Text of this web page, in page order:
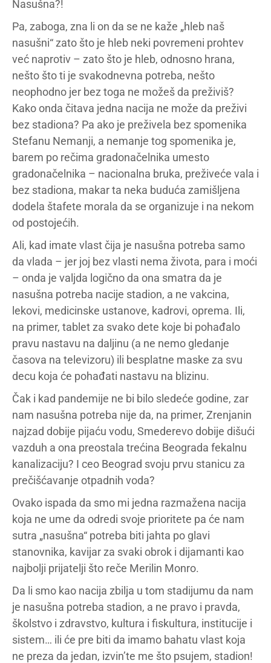
Nasušna?!
Pa, zaboga, zna li on da se ne kaže „hleb naš
nasušni“ zato što je hleb neki povremeni prohtev
već naprotiv – zato što je hleb, odnosno hrana,
nešto što ti je svakodnevna potreba, nešto
neophodno jer bez toga ne možeš da preživiš?
Kako onda čitava jedna nacija ne može da preživi
bez stadiona? Pa ako je preživela bez spomenika
Stefanu Nemanji, a nemanje tog spomenika je,
barem po rečima gradonačelnika umesto
gradonačelnika – nacionalna bruka, preživeće vala i
bez stadiona, makar ta neka buduća zamišljena
dodela štafete morala da se organizuje i na nekom
od postojećih.
Ali, kad imate vlast čija je nasušna potreba samo
da vlada – jer joj bez vlasti nema života, para i moći
– onda je valjda logično da ona smatra da je
nasušna potreba nacije stadion, a ne vakcina,
lekovi, medicinske ustanove, kadrovi, oprema. Ili,
na primer, tablet za svako dete koje bi pohađalo
pravu nastavu na daljinu (a ne nemo gledanje
časova na televizoru) ili besplatne maske za svu
decu koja će pohađati nastavu na blizinu.
Čak i kad pandemije ne bi bilo sledeće godine, zar
nam nasušna potreba nije da, na primer, Zrenjanin
najzad dobije pijaću vodu, Smederevo dobije dišući
vazduh a ona preostala trećina Beograda fekalnu
kanalizaciju? I ceo Beograd svoju prvu stanicu za
prečišćavanje otpadnih voda?
Ovako ispada da smo mi jedna razmažena nacija
koja ne ume da odredi svoje prioritete pa će nam
sutra „nasušna“ potreba biti jahta po glavi
stanovnika, kavijar za svaki obrok i dijamanti kao
najbolji prijatelji što reče Merilin Monro.
Da li smo kao nacija zbilja u tom stadijumu da nam
je nasušna potreba stadion, a ne pravo i pravda,
školstvo i zdravstvo, kultura i fiskultura, institucije i
sistem… ili će pre biti da imamo bahatu vlast koja
ne preza da jedan, izvin’te me što psujem, stadion!